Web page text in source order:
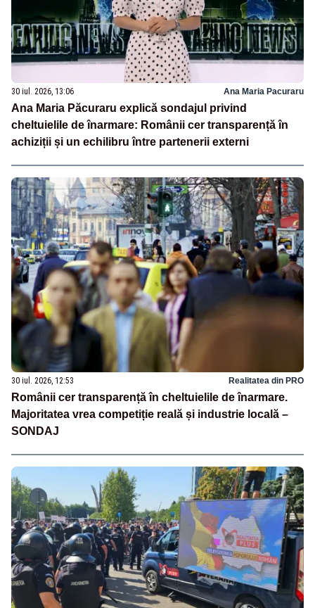
30 iul. 2026, 13:06 Ana Maria Pacuraru
Ana Maria Păcuraru explică sondajul privind
cheltuielile de înarmare: Românii cer transparență în
achiziții și un echilibru între partenerii externi
30 iul. 2026, 12:53 Realitatea din PRO
Românii cer transparență în cheltuielile de înarmare.
Majoritatea vrea competiție reală și industrie locală –
SONDAJ